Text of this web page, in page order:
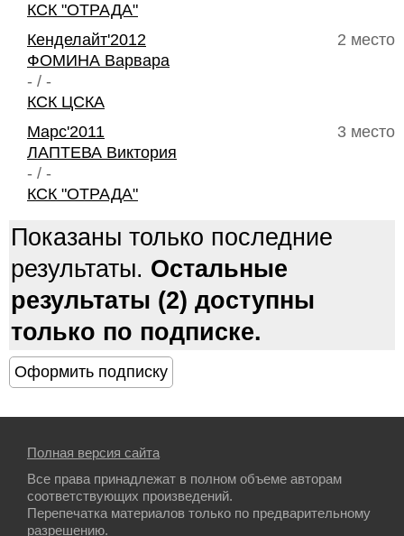
КСК "ОТРАДА"
2 место
Кенделайт'2012
ФОМИНА Варвара
- / -
КСК ЦСКА
3 место
Марс'2011
ЛАПТЕВА Виктория
- / -
КСК "ОТРАДА"
Показаны только последние
результаты. Остальные
результаты (2) доступны
только по подписке.
Полная версия сайта
Все права принадлежат в полном объеме авторам
соответствующих произведений.
Перепечатка материалов только по предварительному
разрешению.